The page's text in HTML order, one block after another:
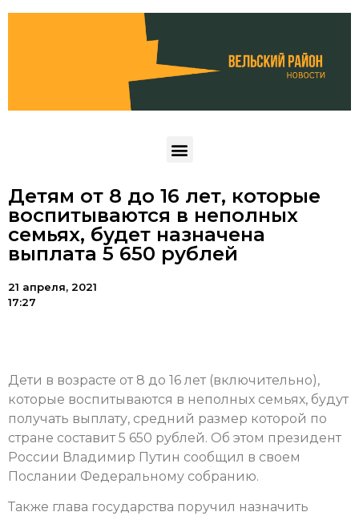
Детям от 8 до 16 лет, которые
воспитываются в неполных
семьях, будет назначена
выплата 5 650 рублей
21 апреля, 2021
17:27
Дети в возрасте от 8 до 16 лет (включительно),
которые воспитываются в неполных семьях, будут
получать выплату, средний размер которой по
стране составит 5 650 рублей. Об этом президент
России Владимир Путин сообщил в своем
Послании Федеральному собранию.
Также глава государства поручил назначить